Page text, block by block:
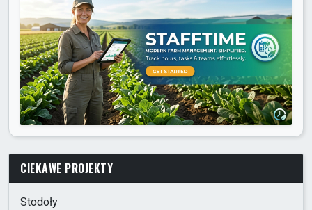
CIEKAWE PROJEKTY
Stodoły